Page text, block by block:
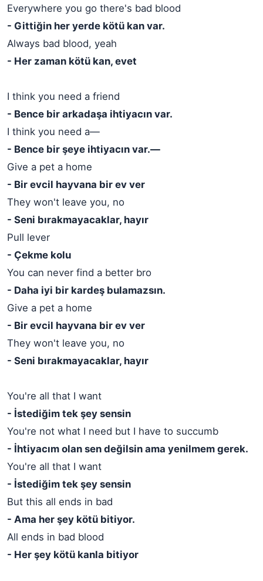
Everywhere you go there's bad blood
- Gittiğin her yerde kötü kan var.
Always bad blood, yeah
- Her zaman kötü kan, evet
I think you need a friend
- Bence bir arkadaşa ihtiyacın var.
I think you need a—
- Bence bir şeye ihtiyacın var.—
Give a pet a home
- Bir evcil hayvana bir ev ver
They won't leave you, no
- Seni bırakmayacaklar, hayır
Pull lever
- Çekme kolu
You can never find a better bro
- Daha iyi bir kardeş bulamazsın.
Give a pet a home
- Bir evcil hayvana bir ev ver
They won't leave you, no
- Seni bırakmayacaklar, hayır
You're all that I want
- İstediğim tek şey sensin
You're not what I need but I have to succumb
- İhtiyacım olan sen değilsin ama yenilmem gerek.
You're all that I want
- İstediğim tek şey sensin
But this all ends in bad
- Ama her şey kötü bitiyor.
All ends in bad blood
- Her şey kötü kanla bitiyor